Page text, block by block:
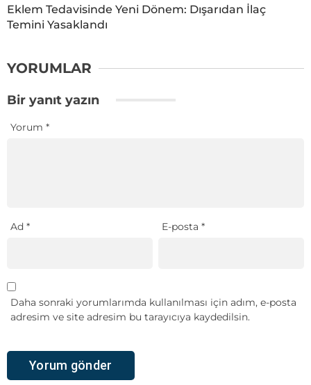
Eklem Tedavisinde Yeni Dönem: Dışarıdan İlaç
Temini Yasaklandı
YORUMLAR
Bir yanıt yazın
Yorum *
Ad * E-posta*
Daha sonraki yorumlarımda kullanılması için adım, e-posta
adresim ve site adresim bu tarayıcıya kaydedilsin.